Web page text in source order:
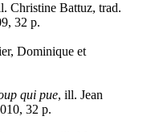
Christine Battuz, trad.
32 p.
Dominique et
qui pue, ill. Jean
32 p.